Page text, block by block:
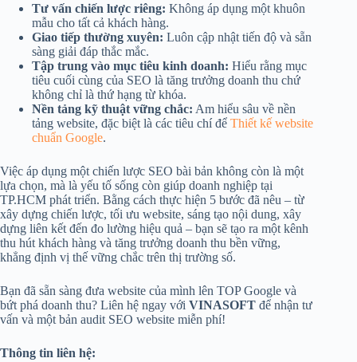
Tư vấn chiến lược riêng: Không áp dụng một khuôn
mẫu cho tất cả khách hàng.
Giao tiếp thường xuyên: Luôn cập nhật tiến độ và sẵn
sàng giải đáp thắc mắc.
Tập trung vào mục tiêu kinh doanh: Hiểu rằng mục
tiêu cuối cùng của SEO là tăng trưởng doanh thu chứ
không chỉ là thứ hạng từ khóa.
Nền tảng kỹ thuật vững chắc: Am hiểu sâu về nền
tảng website, đặc biệt là các tiêu chí để Thiết kế website
chuẩn Google.
Việc áp dụng một chiến lược SEO bài bản không còn là một
lựa chọn, mà là yếu tố sống còn giúp doanh nghiệp tại
TP.HCM phát triển. Bằng cách thực hiện 5 bước đã nêu – từ
xây dựng chiến lược, tối ưu website, sáng tạo nội dung, xây
dựng liên kết đến đo lường hiệu quả – bạn sẽ tạo ra một kênh
thu hút khách hàng và tăng trưởng doanh thu bền vững,
khẳng định vị thế vững chắc trên thị trường số.
Bạn đã sẵn sàng đưa website của mình lên TOP Google và
bứt phá doanh thu? Liên hệ ngay với VINASOFT để nhận tư
vấn và một bản audit SEO website miễn phí!
Thông tin liên hệ: